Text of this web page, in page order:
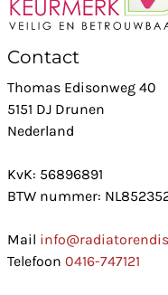
Contact
Thomas Edisonweg 40
5151 DJ Drunen
Nederland
KvK: 56896891
BTW nummer:
Mail
Telefoon 0416-747121